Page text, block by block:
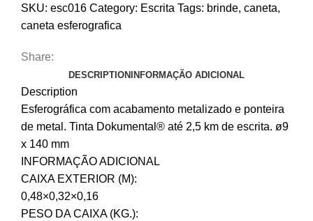
SKU: esc016 Category: Escrita Tags: brinde, caneta,
caneta esferografica
Share:
DESCRIPTION INFORMAÇÃO ADICIONAL
Description
Esferográfica com acabamento metalizado e ponteira
de metal. Tinta Dokumental® até 2,5 km de escrita. ø9
x 140 mm
INFORMAÇÃO ADICIONAL
CAIXA EXTERIOR (M):
0,48×0,32×0,16
PESO DA CAIXA (KG.):